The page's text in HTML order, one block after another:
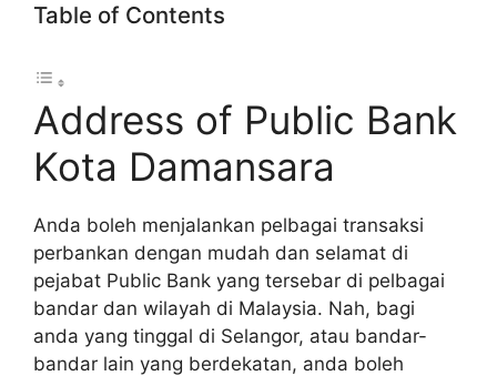
Table of Contents
Address of Public Bank
Kota Damansara
Anda boleh menjalankan pelbagai transaksi
perbankan dengan mudah dan selamat di
pejabat Public Bank yang tersebar di pelbagai
bandar dan wilayah di Malaysia. Nah, bagi
anda yang tinggal di Selangor, atau bandar-
bandar lain yang berdekatan, anda boleh